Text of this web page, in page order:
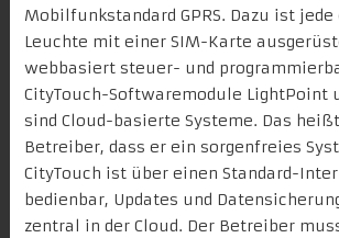
Mobilfunkstandard GPRS. Dazu ist
Leuchte mit einer SIM-Karte
webbasiert steuer- und
CityTouch-Softwaremodule LightPoint
sind Cloud-basierte Systeme. Das
Betreiber, dass er ein sorgenfreies
CityTouch ist über einen Standard-
bedienbar, Updates und
zentral in der Cloud. Der Betreiber